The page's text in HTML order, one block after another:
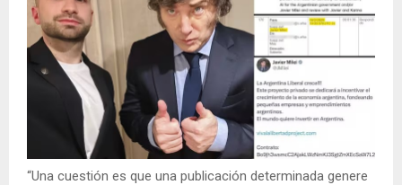
“Una cuestión es que una publicación determinada genere